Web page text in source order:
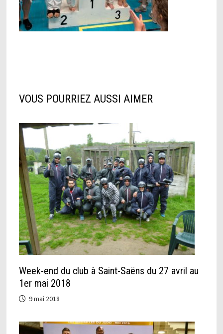
VOUS POURRIEZ AUSSI AIMER
Week-end du club à Saint-Saëns du 27 avril au
1er mai 2018
9 mai 2018